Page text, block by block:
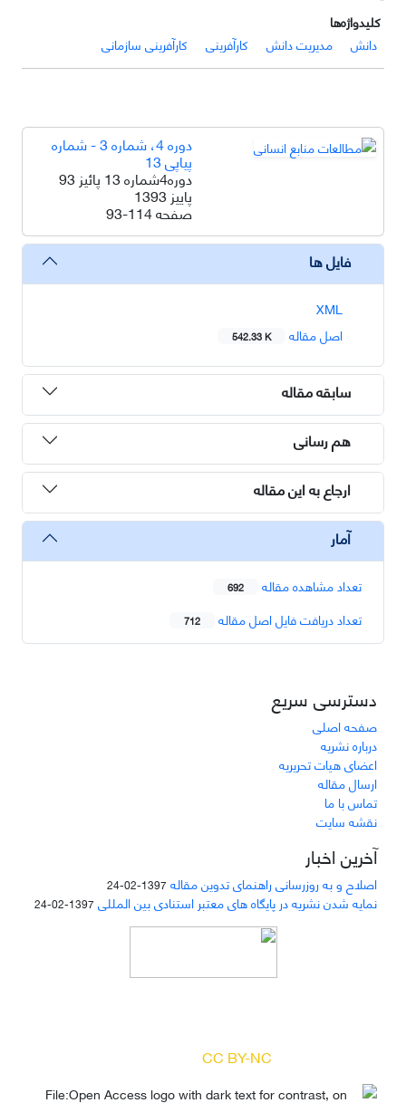
کلیدواژه‌ها
دانش
مدیریت دانش کارآفرینی کارآفرینی سازمانی
دوره 4، شماره 3 - شماره
پیاپی 13
دوره4شماره 13 پائیز 93
پاییز 1393
صفحه93-114
فایل ها
XML
اصل مقاله
542.33 K
سابقه مقاله
هم رسانی
ارجاع به این مقاله
آمار
تعداد مشاهده مقاله 692
تعداد دریافت فایل اصل مقاله 712
دسترسی سریع
صفحه اصلی
درباره نشریه
اعضای هیات تحریریه
ارسال مقاله
تماس با ما
نقشه سایت
آخرین اخبار
اصلاح و به روزرسانی راهنمای تدوین مقاله 1397-02-24
نمایه شدن نشریه در پایگاه های معتبر استنادی بین المللی 1397-02-24
CC BY-NC